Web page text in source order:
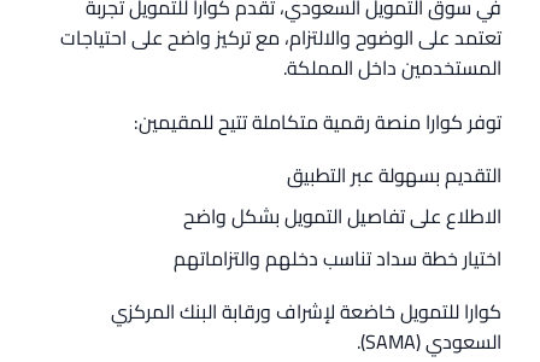
في سوق التمويل السعودي، تقدم كوارا للتمويل تجربة
تعتمد على الوضوح والالتزام، مع تركيز واضح على احتياجات
المستخدمين داخل المملكة.
توفر كوارا منصة رقمية متكاملة تتيح للمقيمين:
التقديم بسهولة عبر التطبيق
الاطلاع على تفاصيل التمويل بشكل واضح
اختيار خطة سداد تناسب دخلهم والتزاماتهم
كوارا للتمويل خاضعة لإشراف ورقابة البنك المركزي
السعودي (SAMA).